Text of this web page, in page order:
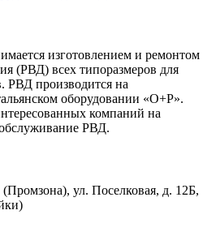
изготовлением и ремонтом
(РВД) всех типоразмеров для
РВД производится на
оборудовании «O+P».
компаний на
РВД.
ул. Поселковая, д. 12Б,